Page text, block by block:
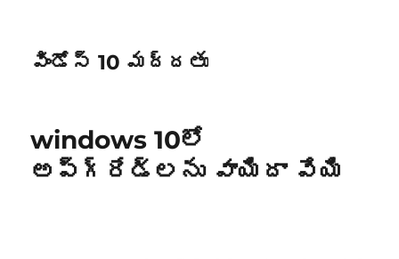
విండోస్ 10 మద్దతు
windows 10లో
అప్‌గ్రేడ్‌లను వాయిదా వేయి